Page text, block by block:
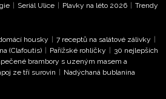
BurdaMedia Extra s.r.o.a
seznámili se
BurdaMedia Extra s.r.o. bude s
k organizaci a
novinek.
Seriál Ulice Plavky na léto 2026
Trendy
housky 7 receptů na salátové zálivky
(Clafoutis)
Pařížské rohlíčky
30 nejlepších
brambory s uzeným masem a
ze tří surovin Nadýchaná bublanina